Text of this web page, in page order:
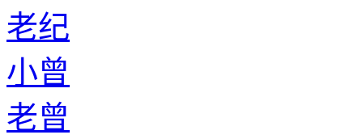
老纪
小曾
老曾